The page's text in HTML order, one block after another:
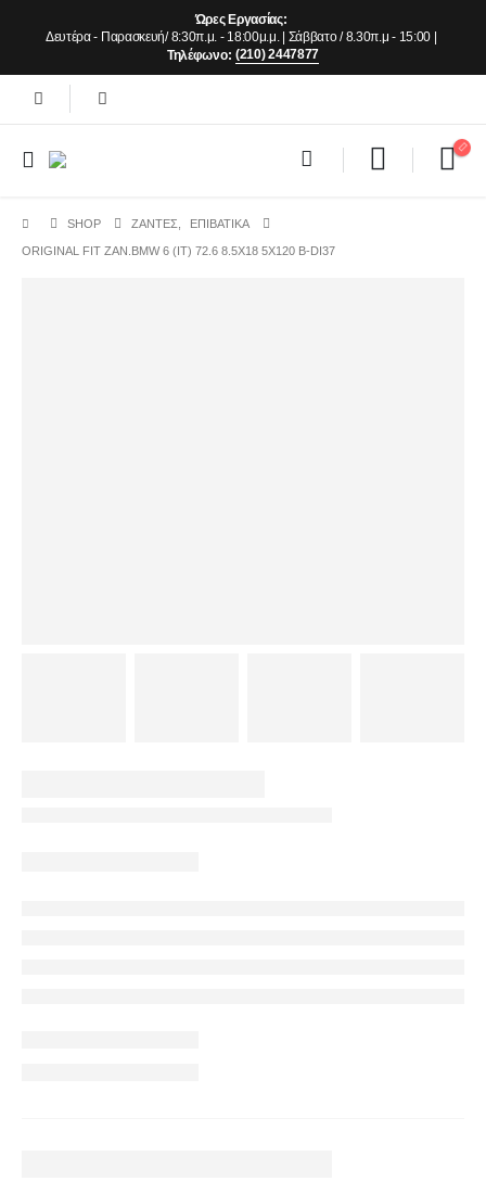
Ώρες Εργασίας:
Δευτέρα - Παρασκευή/ 8:30π.μ. - 18:00μ.μ. | Σάββατο / 8.30π.μ - 15:00 |
Τηλέφωνο: (210) 2447877
SHOP ΖΆΝΤΕΣ ΕΠΙΒΑΤΙΚΑ
ORIGINAL FIT ZAN.BMW 6 (IT) 72.6 8.5X18 5X120 B-DI37